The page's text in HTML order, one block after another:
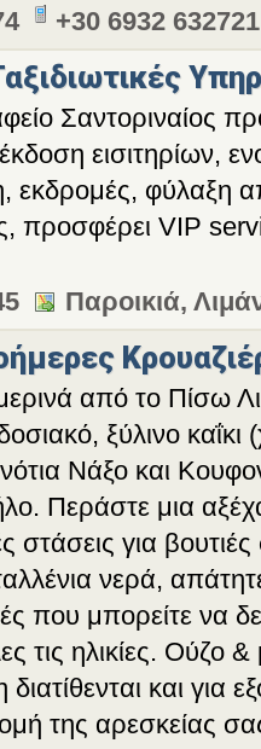
+30 6932 632721
Σαντοριναίος
εισιτηρίων,
εκδρομές, φύλαξη
προσφέρει VIP
Παροικιά,
από το Πίσω
ξύλινο
Νάξο και
Περάστε μια
στάσεις για
νερά,
που μπορείτε να
τις ηλικίες. Ούζο
και για
της αρεσκείας